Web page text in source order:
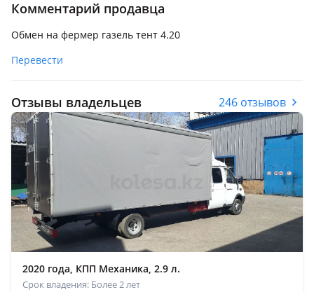
Комментарий продавца
Обмен на фермер газель тент 4.20
Перевести
Отзывы владельцев 246 отзывов
2020 года, КПП Механика, 2.9 л.
Срок владения: Более 2 лет